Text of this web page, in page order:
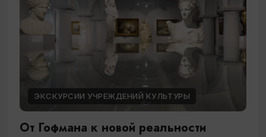
ЭКСКУРСИИ УЧРЕЖДЕНИЙ КУЛЬТУРЫ
От Гофмана к новой реальности